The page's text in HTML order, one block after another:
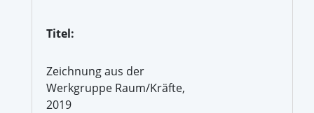
Titel:
Zeichnung aus der
Werkgruppe Raum/Kräfte,
2019